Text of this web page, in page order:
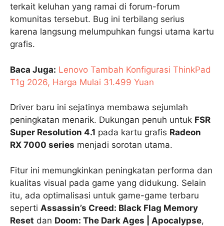
terkait keluhan yang ramai di forum-forum
komunitas tersebut. Bug ini terbilang serius
karena langsung melumpuhkan fungsi utama kartu
grafis.
Baca Juga: Lenovo Tambah Konfigurasi ThinkPad
T1g 2026, Harga Mulai 31.499 Yuan
Driver baru ini sejatinya membawa sejumlah
peningkatan menarik. Dukungan penuh untuk FSR
Super Resolution 4.1 pada kartu grafis Radeon
RX 7000 series menjadi sorotan utama.
Fitur ini memungkinkan peningkatan performa dan
kualitas visual pada game yang didukung. Selain
itu, ada optimalisasi untuk game-game terbaru
seperti Assassin’s Creed: Black Flag Memory
Reset dan Doom: The Dark Ages | Apocalypse,